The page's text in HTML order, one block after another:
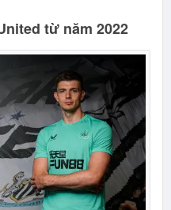
từ năm 2022